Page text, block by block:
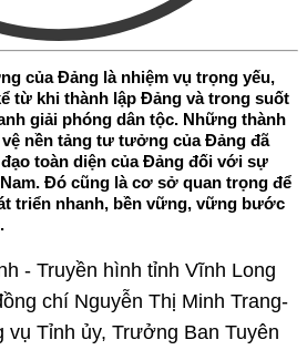
của Đảng là nhiệm vụ trọng yếu,
từ khi thành lập Đảng và trong suốt
giải phóng dân tộc. Những thành
nền tảng tư tưởng của Đảng đã
toàn diện của Đảng đối với sự
Đó cũng là cơ sở quan trọng để
triển nhanh, bền vững, vững bước
- Truyền hình tỉnh Vĩnh Long
chí Nguyễn Thị Minh Trang-
Tỉnh ủy, Trưởng Ban Tuyên